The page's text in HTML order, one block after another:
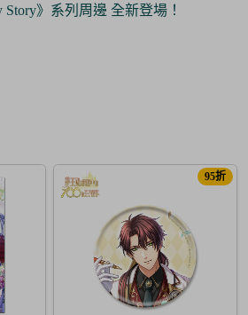
系列周邊 全新登場！
95折